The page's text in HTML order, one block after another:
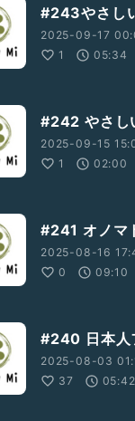
#243やさし
2025-09-17
1
05:34
#242 やさし
2025-09-15
1
02:00
#241 オノマ
2025-08-16
0
09:10
#240 日本人
2025-08-03
37
05:42